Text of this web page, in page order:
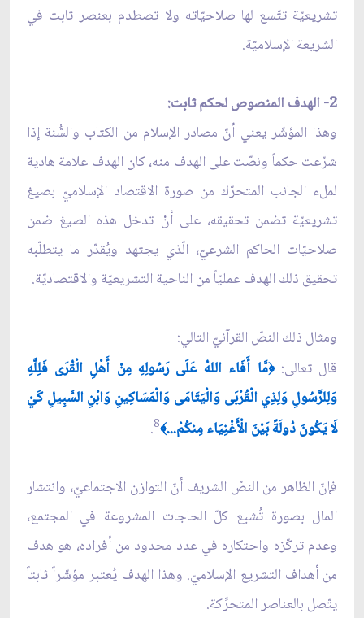
تشريعيّة تتّسع لها صلاحيّاته ولا تصطدم بعنصر ثابت في
الشريعة الإسلاميّة.
2- الهدف المنصوص لحكم ثابت:
وهذا المؤشّر يعني أنّ مصادر الإسلام من الكتاب والسُّنة إذا
شرّعت حكماً ونصّت على الهدف منه، كان الهدف علامة هادية
لمل‏ء الجانب المتحرّك من صورة الاقتصاد الإسلاميّ بصيغ
تشريعيّة تضمن تحقيقه، على أنْ تدخل هذه الصيغ ضمن
صلاحيّات الحاكم الشرعيّ، الّذي يجتهد ويُقدّر ما يتطلّبه
تحقيق ذلك الهدف عمليّاً من الناحية التشريعيّة والاقتصاديّة.
ومثال ذلك النصّ القرآنيّ التالي:
قال تعالى:﴿مَّا أَفَاء اللهُ عَلَى رَسُولِهِ مِنْ أَهْلِ الْقُرَى فَلِلَّهِ
وَلِلرَّسُولِ وَلِذِي الْقُرْبَى وَالْيَتَامَى وَالْمَسَاكِينِ وَابْنِ السَّبِيلِ كَيْ
لَا يَكُونَ دُولَةً بَيْنَ الْأَغْنِيَاء مِنكُمْ...﴾8
.
فإنّ الظاهر من النصّ الشريف أنّ التوازن الاجتماعيّ، وانتشار
المال بصورة تُشبع كلّ الحاجات المشروعة في المجتمع،
وعدم تركّزه واحتكاره في عدد محدود من أفراده، هو هدف
من أهداف التشريع الإسلاميّ. وهذا الهدف يُعتبر مؤشّراً ثابتاً
يتّصل بالعناصر المتحرِّكة.